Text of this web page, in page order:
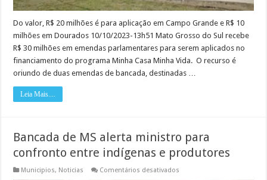
Do valor, R$ 20 milhões é para aplicação em Campo Grande e R$ 10
milhões em Dourados 10/10/2023-13h51 Mato Grosso do Sul recebe
R$ 30 milhões em emendas parlamentares para serem aplicados no
financiamento do programa Minha Casa Minha Vida. O recurso é
oriundo de duas emendas de bancada, destinadas …
Leia Mais....
Bancada de MS alerta ministro para
confronto entre indígenas e produtores
Municipios, Noticias Comentários desativados